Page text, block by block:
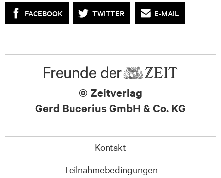
FACEBOOK TWITTER E-MAIL
© Zeitverlag
Gerd Bucerius GmbH & Co. KG
Kontakt
Teilnahmebedingungen